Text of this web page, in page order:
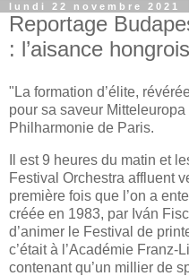
lundi 22 novembre 2021
Reportage
: l’aisance
" La formation d’élite,
pour sa saveur
Philharmonie de Paris.
Il est 9 heures du matin et
Festival Orchestra affluent
première fois que l’on a
créée en 1983, par Iván
d’animer le Festival de
c’était à l’Académie
contenant qu’un millier de